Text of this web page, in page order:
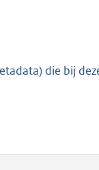
K
die bij